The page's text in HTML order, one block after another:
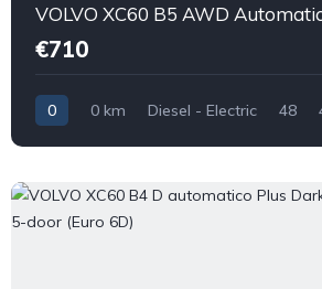
€710
0 0 km Diesel - Electric 48